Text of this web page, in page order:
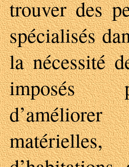
trouver des
spécialisés
la nécessité
imposés